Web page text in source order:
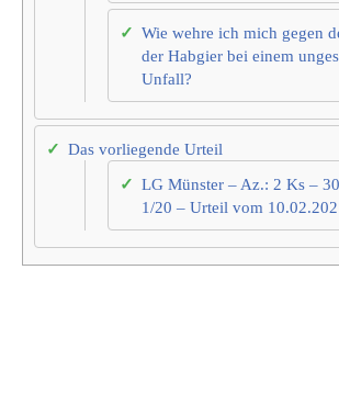
Wie wehre ich mich gegen
der Habgier bei einem
Unfall?
Das vorliegende Urteil
LG Münster – Az.: 2 Ks –
1/20 – Urteil vom